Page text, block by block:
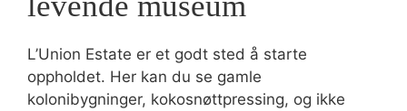
L’Union Estate er et godt sted å starte
oppholdet. Her kan du se gamle
kolonibygninger, kokosnøttpressing, og ikke